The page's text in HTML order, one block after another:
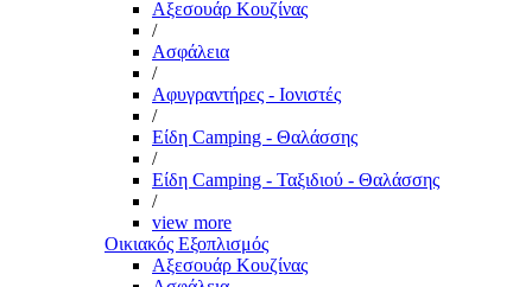
Αξεσουάρ Κουζίνας
/
Ασφάλεια
/
Αφυγραντήρες - Ιονιστές
/
Είδη Camping - Θαλάσσης
/
Είδη Camping - Ταξιδιού - Θαλάσσης
/
view more
Οικιακός Εξοπλισμός
Αξεσουάρ Κουζίνας